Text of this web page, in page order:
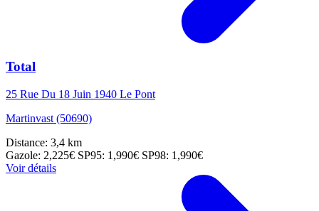
Total
25 Rue Du 18 Juin 1940 Le Pont
Martinvast (50690)
Distance: 3,4 km
Gazole: 2,225€ SP95: 1,990€ SP98: 1,990€
Voir détails